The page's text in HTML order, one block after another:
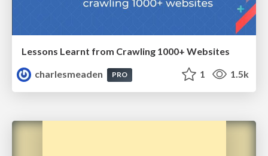
Lessons Learnt from Crawling 1000+ Websites
charlesmeaden
PRO 1 1.5k